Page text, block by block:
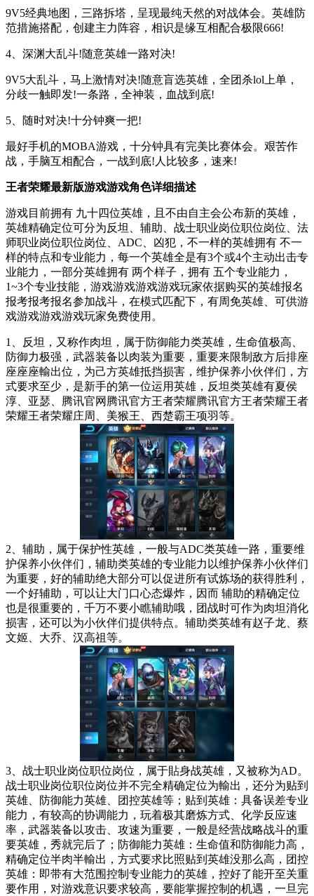
9V5经典地图，三路拆塔，呈现最纯天然的对战体会。英雄防
范措施搭配，创建主力阵容，相识是缘互相配合极限666!
4、深渊大乱斗!随意英雄一路对决!
9V5大乱斗，马上激情对决!随意盲选英雄，全团杀lol上单，
分歧一触即发!一条路，全神装，血战到底!
5、随时对决!十分钟爽一把!
最好手机的MOBA游戏，十分钟具有完美比赛体会。艰苦作
战，手脑互相配合，一战到底!人比较多，速来!
王者荣耀最新版游戏游戏角色详细描述
游戏目前拥有 九十四位英雄，且不由自主会公布新的英雄，
英雄精确定位可分为反坦、辅助、战士职业岗位职位岗位、法
师职业岗位职位岗位、ADC、凶犯，不一样的英雄拥有 不一
样的特点和专业能力，每一个英雄全是有3个或4个主动出击专
业能力，一部分英雄拥有 两个样子，拥有 五个专业能力，
1~3个专业技能，游戏游戏游戏游戏玩家依据购买的英雄报名
报考报考报名参加战斗，在模式匹配下，有周免英雄、可供游
戏游戏游戏游戏玩家免费使用。
1、反坦，又称作肉坦，属于防御能力类英雄，生命值极高、
防御力极强，武器装备以肉装为重要，重要来限制敌方后排座
座座座輸出位，为己方英雄抵挡损害，维护保养小伙伴们，方
式要求至少，是新手的第一位运用英雄，反坦类英雄有夏侯
淳、亚瑟、腾讯官网腾讯官方王者荣耀腾讯官方王者荣耀王者
荣耀王者荣耀庄周、美猴王、西楚霸王项羽等。
2、辅助，属于保护性英雄，一般与ADC类英雄一路，重要维
护保养小伙伴们，辅助类英雄的专业能力以维护保养小伙伴们
为重要，好的辅助绝大部分可以促进所有试炼场的获得胜利，
一个好辅助，可以让大门口心态爆炸，因而 辅助的精确定位
也是很重要的，千万不要小瞧辅助哦，团战时可作为肉坦消化
损害，还可以为小伙伴们提供特点。辅助类英雄有赵子龙、蔡
文姬、大乔、汉高祖等。
3、战士职业岗位职位岗位，属于貼身战英雄，又被称为AD。
战士职业岗位职位岗位并不完全精确定位为輸出，还分为贴到
英雄、防御能力英雄、团控英雄等；贴到英雄：具备误差专业
能力，有较高的协调能力，玩着极其磨炼方式、化学反应速
率，武器装备以攻击、攻速为重要，一般是经营战略战斗的重
要英雄，秀就完后了；防御能力英雄：生命值和防御能力高，
精确定位半肉半輸出，方式要求比照贴到英雄没那么高，团控
英雄：即带有大范围控制专业能力的英雄，控好了能开至关重
要作用，对游戏意识要求较高，要能掌握控制的机遇，一旦完